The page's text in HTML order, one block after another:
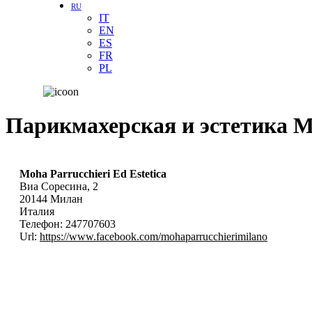
RU
IT
EN
ES
FR
PL
Парикмахерская и эстетика
Moha Parrucchieri Ed Estetica
Виа Соресина, 2
20144 Милан
Италия
Телефон: 247707603
Url: https://www.facebook.com/mohaparrucchierimilano